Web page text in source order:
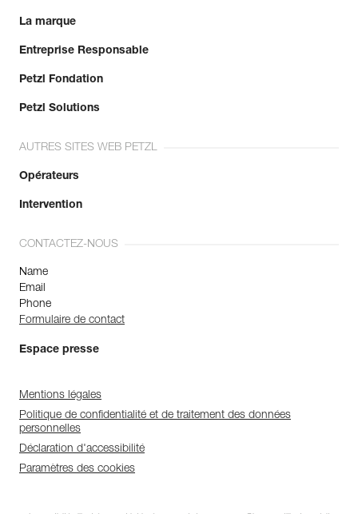
La marque
Entreprise Responsable
Petzl Fondation
Petzl Solutions
AUTRES SITES WEB PETZL
Opérateurs
Intervention
CONTACTEZ-NOUS
Name
Email
Phone
Formulaire de contact
Espace presse
Mentions légales
Politique de confidentialité et de traitement des données
personnelles
Déclaration d'accessibilité
Paramètres des cookies